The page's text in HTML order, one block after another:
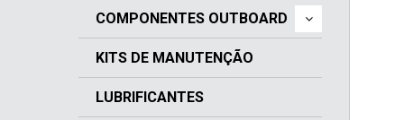
COMPONENTES OUTBOARD
KITS DE MANUTENÇÃO
LUBRIFICANTES